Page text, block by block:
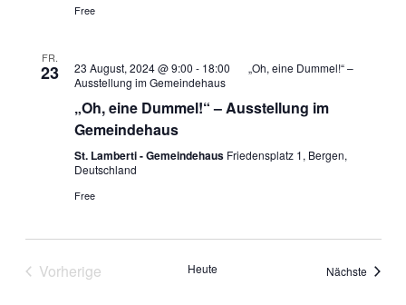
Free
FR.
23 23 August, 2024 @ 9:00 - 18:00
„Oh, eine Dummel!“ –
Ausstellung im Gemeindehaus
„Oh, eine Dummel!“ – Ausstellung im
Gemeindehaus
St. Lamberti - Gemeindehaus Friedensplatz 1, Bergen,
Deutschland
Free
Vorherige
Heute Nächste